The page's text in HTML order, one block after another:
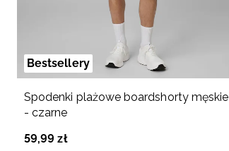
Bestsellery
Spodenki plażowe boardshorty męskie
- czarne
59,99 zł